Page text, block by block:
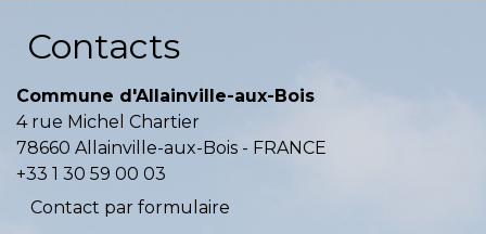
Contacts
Commune d'Allainville-aux-Bois
4 rue Michel Chartier
78660 Allainville-aux-Bois - FRANCE
+33 1 30 59 00 03
Contact par formulaire